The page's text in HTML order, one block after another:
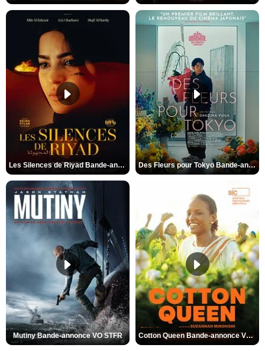
Les Silences de Riyad Bande-annonce VO STFR Des Fleurs pour Tokyo Bande-annonce VO STFR
Mutiny Bande-annonce VO STFR Cotton Queen Bande-annonce VO STFR